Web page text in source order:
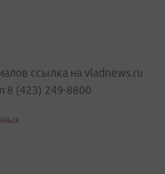
ссылка на vladnews.ru
8 (423) 249-8800